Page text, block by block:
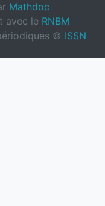
Mathdoc
avec le RNBM
© ISSN